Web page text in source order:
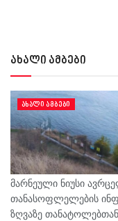
ახალი ამბები
ᲐᲮᲐᲚᲘ ᲐᲛᲑᲔᲑᲘ
მარნეული ნიუსი
თანასოფლელების
ზღვაზე